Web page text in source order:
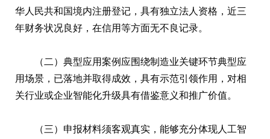
华人民共和国境内注册登记，具有独立法人资格，近三
年财务状况良好，在信用等方面无不良记录。
（二）典型应用案例应围绕制造业关键环节典型应
用场景，已落地并取得成效，具有示范引领作用，对相
关行业或企业智能化升级具有借鉴意义和推广价值。
（三）申报材料须客观真实，能够充分体现人工智